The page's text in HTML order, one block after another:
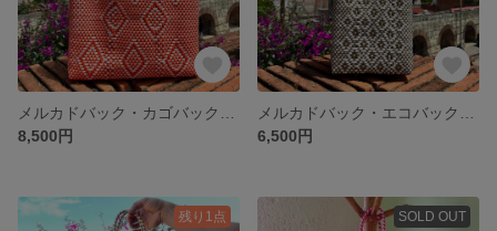
8,500円
6,500円
残り1点 SOLD OUT